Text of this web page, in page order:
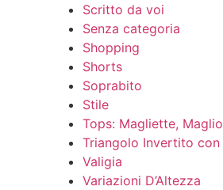
Scritto da voi
Senza categoria
Shopping
Shorts
Soprabito
Stile
Tops: Magliette,
Triangolo Invertito
Valigia
Variazioni D’Altezza